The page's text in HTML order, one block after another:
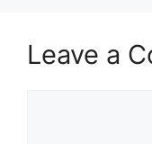
Leave a